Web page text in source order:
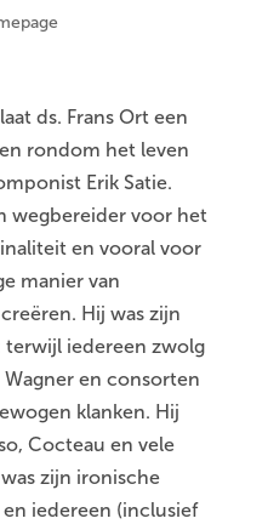
ds. Frans Ort een
rondom het leven
Erik Satie.
wegbereider voor het
en vooral voor
manier van
Hij was zijn
iedereen zwolg
en consorten
klanken. Hij
Cocteau en vele
zijn ironische
iedereen (inclusief